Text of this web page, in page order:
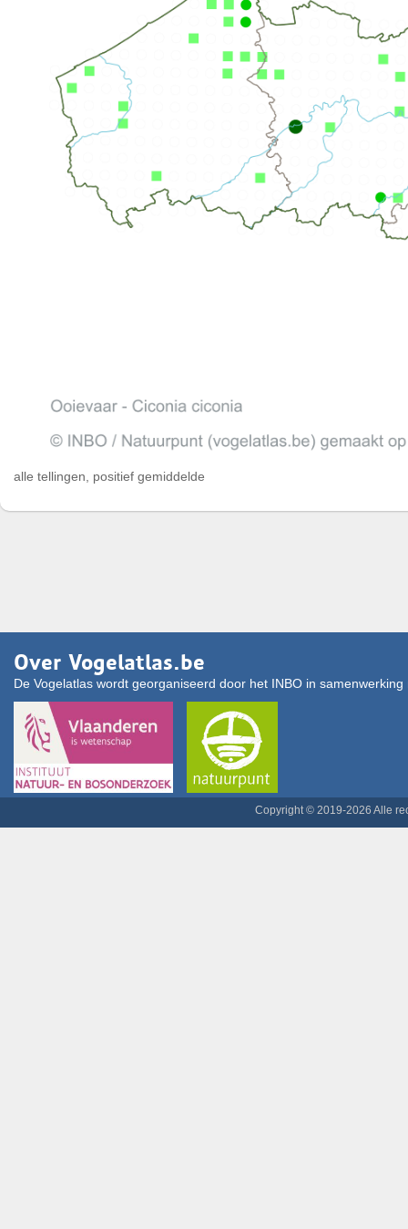
alle tellingen, positief gemiddelde
Over Vogelatlas.be
De Vogelatlas wordt georganiseerd door het INBO in
Copyright © 2019-2026 Alle